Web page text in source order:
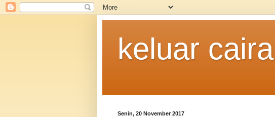
keluar
Senin, 20 November 2017